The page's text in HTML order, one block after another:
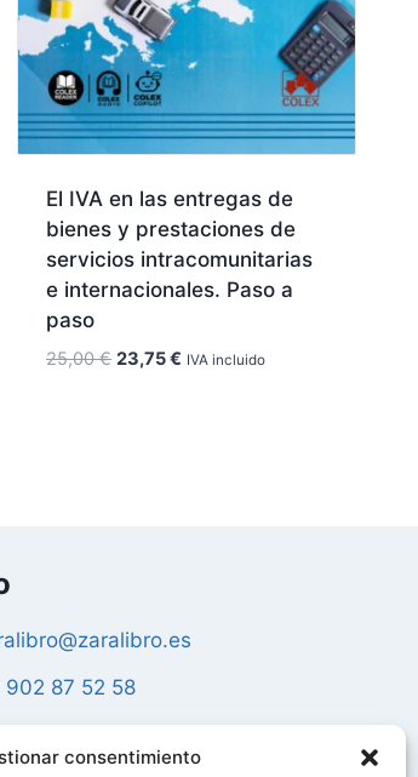
consentimiento
El IVA en las entregas de
bienes y prestaciones de
servicios intracomunitarias
e internacionales. Paso a
paso
25,00€ El
23,75€ El
IVA incluido
902 87 52 58